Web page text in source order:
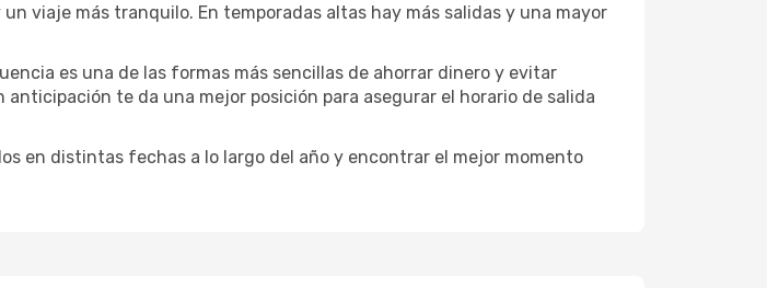
viaje más tranquilo. En temporadas altas hay más salidas y una mayor
es una de las formas más sencillas de ahorrar dinero y evitar
te da una mejor posición para asegurar el horario de salida
en distintas fechas a lo largo del año y encontrar el mejor momento